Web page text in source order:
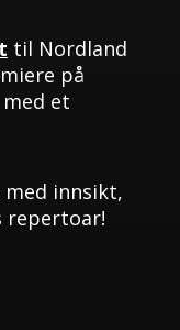
til Nordland
på
et
innsikt,
repertoar!